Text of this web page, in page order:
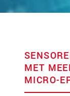
MET
MICRO-